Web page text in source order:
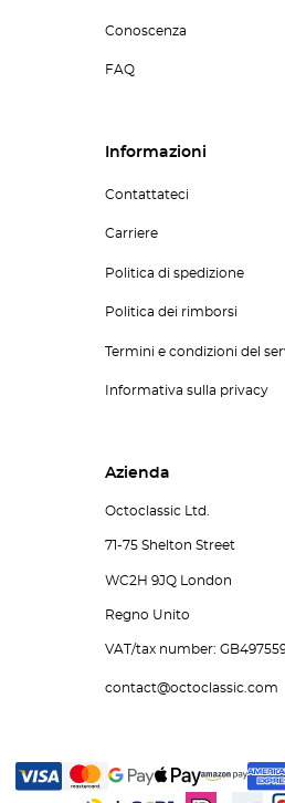
Conoscenza
FAQ
Informazioni
Contattateci
Carriere
Politica di spedizione
Politica dei rimborsi
Termini e condizioni del
Informativa sulla privacy
Azienda
Octoclassic Ltd.
71-75 Shelton Street
WC2H 9JQ London
Regno Unito
VAT/tax number:
contact@octoclassic.com